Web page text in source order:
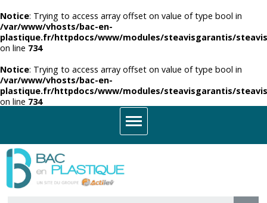
Notice: Trying to access array offset on value of type bool in
/var/www/vhosts/bac-en-
plastique.fr/httpdocs/www/modules/steavisgarantis/
on line 734
Notice: Trying to access array offset on value of type bool in
/var/www/vhosts/bac-en-
plastique.fr/httpdocs/www/modules/steavisgarantis/
on line 734